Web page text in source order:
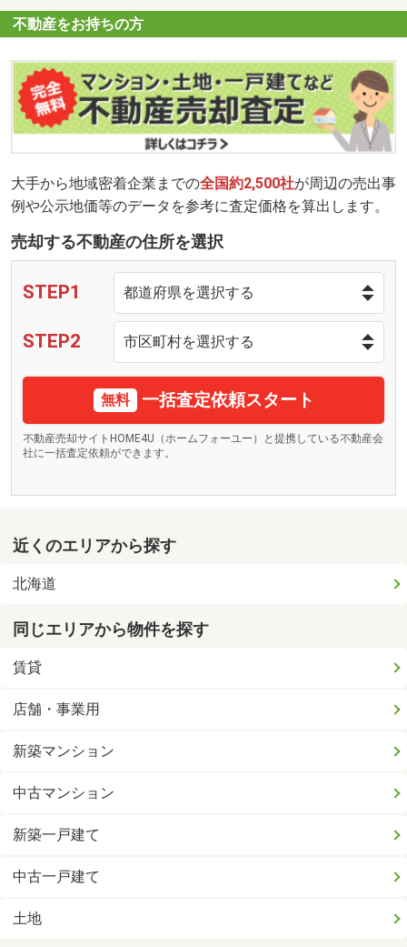
不動産をお持ちの方
大手から地域密着企業までの全国約2,500社が周辺の売出事
例や公示地価等のデータを参考に査定価格を算出します。
売却する不動産の住所を選択
STEP1
STEP2
無料 一括査定依頼スタート
不動産売却サイトHOME4U（ホームフォーユー）と提携している不動産会
社に一括査定依頼ができます。
近くのエリアから探す
北海道
同じエリアから物件を探す
賃貸
店舗・事業用
新築マンション
中古マンション
新築一戸建て
中古一戸建て
土地